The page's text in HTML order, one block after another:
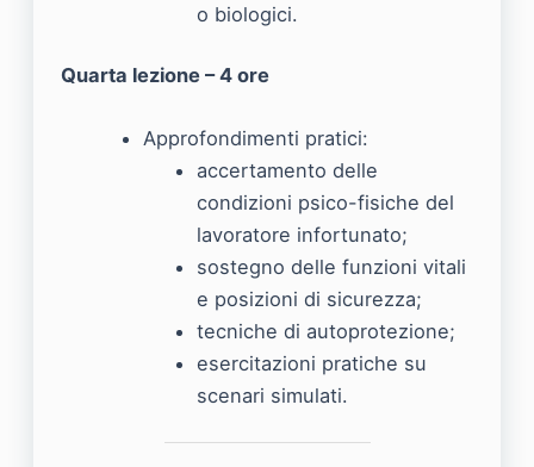
o biologici.
Quarta lezione – 4 ore
Approfondimenti pratici:
accertamento delle
condizioni psico-fisiche del
lavoratore infortunato;
sostegno delle funzioni vitali
e posizioni di sicurezza;
tecniche di autoprotezione;
esercitazioni pratiche su
scenari simulati.